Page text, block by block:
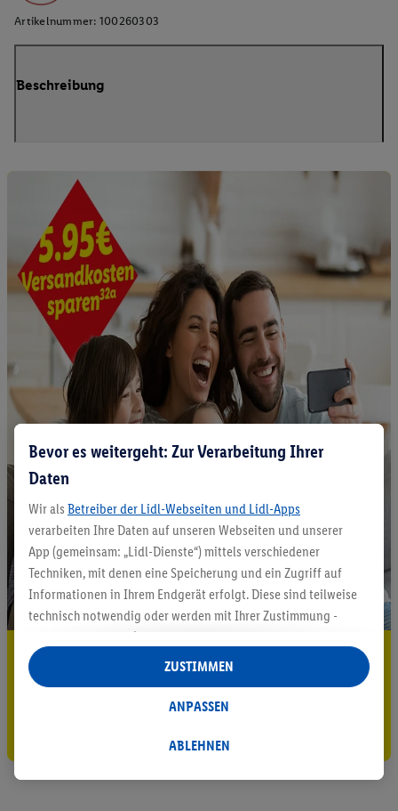
Artikelnummer: 100260303
Beschreibung
5.95 € Versand sparen³²ᵃ
Jetzt zum Newsletter anmelden
Bevor es weitergeht: Zur Verarbeitung Ihrer
Daten
Wir als Betreiber der Lidl-Webseiten und Lidl-Apps
verarbeiten Ihre Daten auf unseren Webseiten und unserer
App (gemeinsam: „Lidl-Dienste“) mittels verschiedener
Techniken, mit denen eine Speicherung und ein Zugriff auf
Informationen in Ihrem Endgerät erfolgt. Diese sind teilweise
technisch notwendig oder werden mit Ihrer Zustimmung -
auch durch Partner (u.a.
Verantwortliche; im Zusammenhang mit dem IAB TCF
insgesamt
Statistik-Erstellung oder für personalisierte Werbung
Datenverarbeitungen für personalisierte Werbung werden
ABLEHNEN
ANPASSEN
ZUSTIMMEN